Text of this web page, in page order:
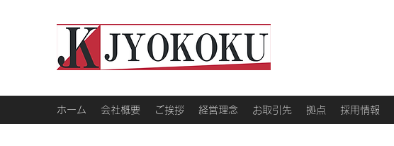
ホーム 会社概要 ご挨拶 経営理念 お取引先 拠点 採用情報